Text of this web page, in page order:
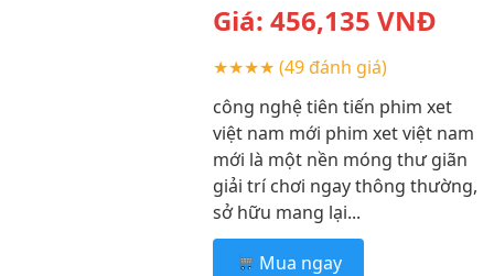
Giá: 456,135 VNĐ
★★★★ (49 đánh giá)
công nghệ tiên tiến phim xet
việt nam mới phim xet việt nam
mới là một nền móng thư giãn
giải trí chơi ngay thông thường,
sở hữu mang lại...
Mua ngay